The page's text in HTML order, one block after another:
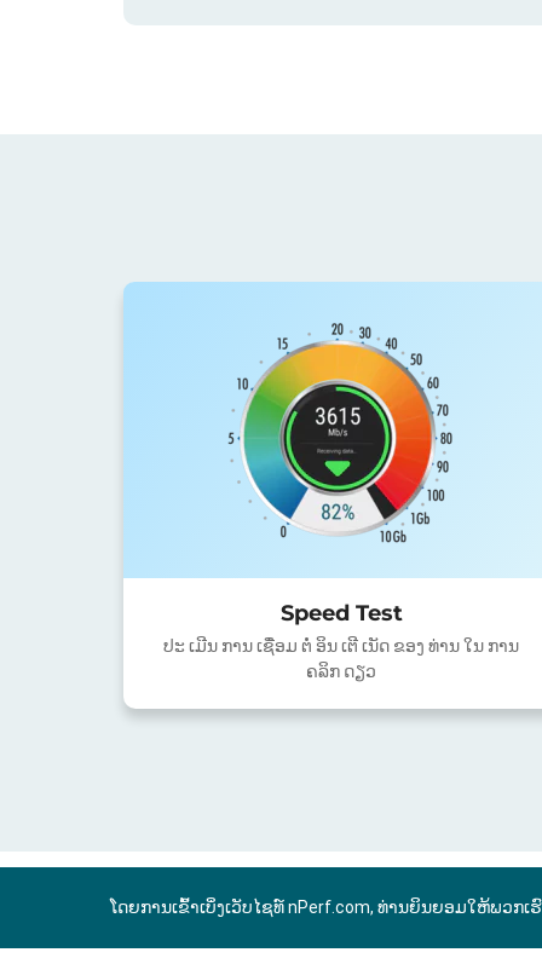
Speed Test
ປະ ເມີນ ການ ເຊື່ອມ ຕໍ່ ອິນ ເຕີ ເນັດ ຂອງ ທ່ານ ໃນ ການ
ຄລິກ ດຽວ
ໂດຍການເຂົ້າເບິ່ງເວັບໄຊທ໌ nPerf.com, ທ່ານຍິນຍອມໃຫ້ພວກເ